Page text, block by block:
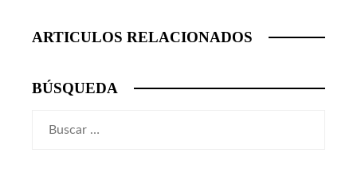
ARTICULOS RELACIONADOS
BÚSQUEDA